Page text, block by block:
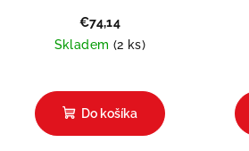
€74,14
Skladem (2 ks)
Do košíka